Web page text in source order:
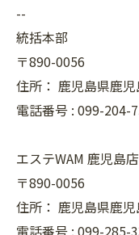
--
統括本部
〒890-0056
住所： 鹿児島県鹿
電話番号 : 099-204-
エステWAM 鹿児島店
〒890-0056
住所： 鹿児島県鹿
電話番号 : 099-285-